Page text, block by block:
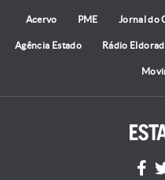
Acervo PME Jornal do
Agência Estado Rádio